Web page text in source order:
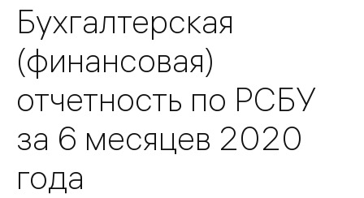
Бухгалтерская
(финансовая)
отчетность по РСБУ
за 6 месяцев 2020
года